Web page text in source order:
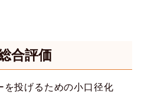
合評価
を投げるための小口径化